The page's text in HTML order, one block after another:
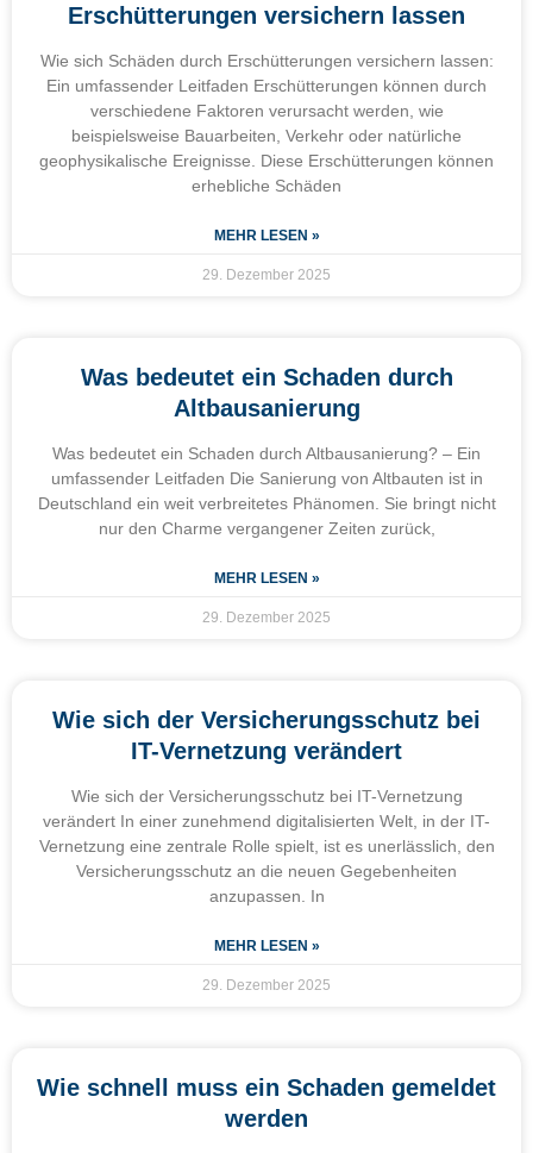
Erschütterungen versichern lassen
Wie sich Schäden durch Erschütterungen versichern lassen:
Ein umfassender Leitfaden Erschütterungen können durch
verschiedene Faktoren verursacht werden, wie
beispielsweise Bauarbeiten, Verkehr oder natürliche
geophysikalische Ereignisse. Diese Erschütterungen können
erhebliche Schäden
MEHR LESEN »
29. Dezember 2025
Was bedeutet ein Schaden durch
Altbausanierung
Was bedeutet ein Schaden durch Altbausanierung? – Ein
umfassender Leitfaden Die Sanierung von Altbauten ist in
Deutschland ein weit verbreitetes Phänomen. Sie bringt nicht
nur den Charme vergangener Zeiten zurück,
MEHR LESEN »
29. Dezember 2025
Wie sich der Versicherungsschutz bei
IT-Vernetzung verändert
Wie sich der Versicherungsschutz bei IT-Vernetzung
verändert In einer zunehmend digitalisierten Welt, in der IT-
Vernetzung eine zentrale Rolle spielt, ist es unerlässlich, den
Versicherungsschutz an die neuen Gegebenheiten
anzupassen. In
MEHR LESEN »
29. Dezember 2025
Wie schnell muss ein Schaden gemeldet
werden